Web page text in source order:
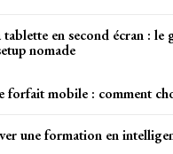
en second écran : le
nomade
forfait mobile : comment
une formation en